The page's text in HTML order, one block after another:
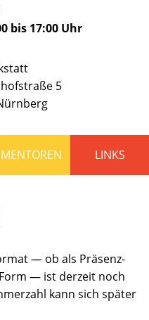
lernen
bis 17:00 Uhr
5
MENTOREN LINKS
— ob als Präsenz-
— ist derzeit noch
kann sich später